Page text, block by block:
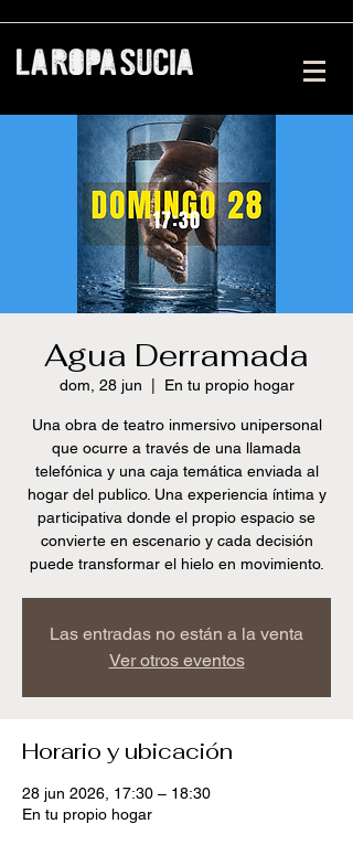
Agua Derramada
dom, 28 jun En tu propio hogar
Una obra de teatro inmersivo unipersonal
que ocurre a través de una llamada
telefónica y una caja temática enviada al
hogar del publico. Una experiencia íntima y
participativa donde el propio espacio se
convierte en escenario y cada decisión
puede transformar el hielo en movimiento.
Las entradas no están a la venta
Ver otros eventos
Horario y ubicación
28 jun 2026, 17:30 – 18:30
En tu propio hogar